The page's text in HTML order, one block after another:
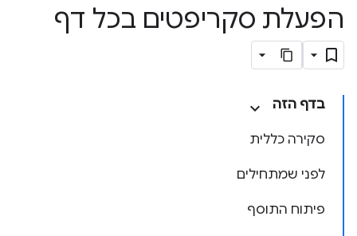
הפעלת סקריפטים בכל דף
בדף הזה
סקירה כללית
לפני שמתחילים
פיתוח התוסף